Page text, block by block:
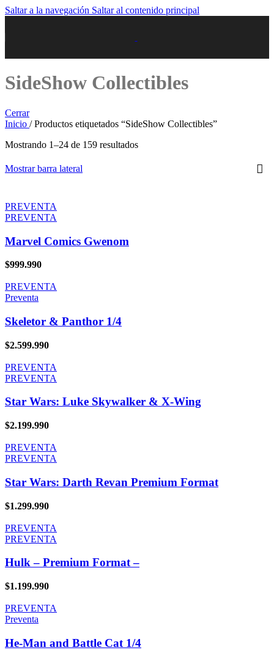
Saltar a la navegación Saltar al contenido principal
SideShow Collectibles
Cerrar
Inicio / Productos etiquetados “SideShow Collectibles”
Mostrando 1–24 de 159 resultados
Mostrar barra lateral
PREVENTA
PREVENTA
Marvel Comics Gwenom
$999.990
PREVENTA
Preventa
Skeletor & Panthor 1/4
$2.599.990
PREVENTA
PREVENTA
Star Wars: Luke Skywalker & X-Wing
$2.199.990
PREVENTA
PREVENTA
Star Wars: Darth Revan Premium Format
$1.299.990
PREVENTA
PREVENTA
Hulk – Premium Format –
$1.199.990
PREVENTA
Preventa
He-Man and Battle Cat 1/4